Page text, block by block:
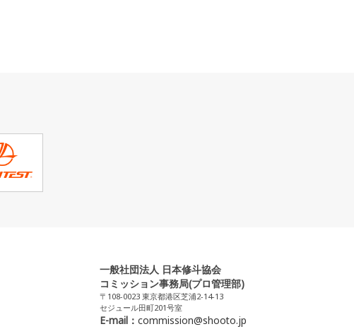
一般社団法人 日本修斗協会
コミッション事務局(プロ管理部)
〒108-0023 東京都港区芝浦2-14-13
セジュール田町201号室
E-mail： commission@shooto.jp